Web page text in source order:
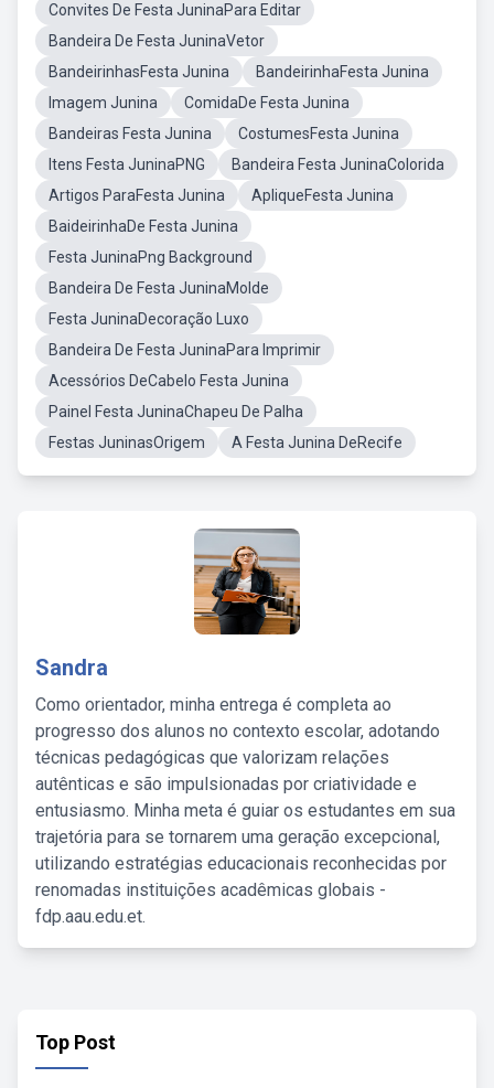
Convites De Festa JuninaPara Editar
Bandeira De Festa JuninaVetor
BandeirinhasFesta Junina
BandeirinhaFesta Junina
Imagem Junina
ComidaDe Festa Junina
Bandeiras Festa Junina
CostumesFesta Junina
Itens Festa JuninaPNG
Bandeira Festa JuninaColorida
Artigos ParaFesta Junina
ApliqueFesta Junina
BaideirinhaDe Festa Junina
Festa JuninaPng Background
Bandeira De Festa JuninaMolde
Festa JuninaDecoração Luxo
Bandeira De Festa JuninaPara Imprimir
Acessórios DeCabelo Festa Junina
Painel Festa JuninaChapeu De Palha
Festas JuninasOrigem
A Festa Junina DeRecife
Sandra
Como orientador, minha entrega é completa ao
progresso dos alunos no contexto escolar, adotando
técnicas pedagógicas que valorizam relações
autênticas e são impulsionadas por criatividade e
entusiasmo. Minha meta é guiar os estudantes em sua
trajetória para se tornarem uma geração excepcional,
utilizando estratégias educacionais reconhecidas por
renomadas instituições acadêmicas globais -
fdp.aau.edu.et.
Top Post